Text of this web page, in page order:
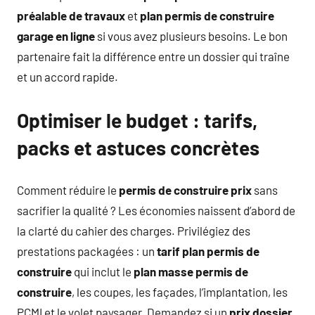
préalable de travaux et plan permis de construire
garage en ligne si vous avez plusieurs besoins. Le bon
partenaire fait la différence entre un dossier qui traîne
et un accord rapide.
Optimiser le budget : tarifs,
packs et astuces concrètes
Comment réduire le permis de construire prix sans
sacrifier la qualité ? Les économies naissent d’abord de
la clarté du cahier des charges. Privilégiez des
prestations packagées : un tarif plan permis de
construire qui inclut le plan masse permis de
construire, les coupes, les façades, l’implantation, les
PCMI et le volet paysager. Demandez si un prix dossier